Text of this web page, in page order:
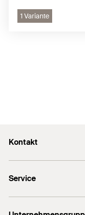
1 Variante
Kontakt
Presse
Newsletter
Service